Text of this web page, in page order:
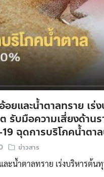
Search
ยและน้ำตาลทราย เร่
รับมือความเสี่ยงด้านร
ฉุดการบริโภคน้ำตา
ข่าวสาร
ะน้ำตาลทราย เร่งบริหารต้น